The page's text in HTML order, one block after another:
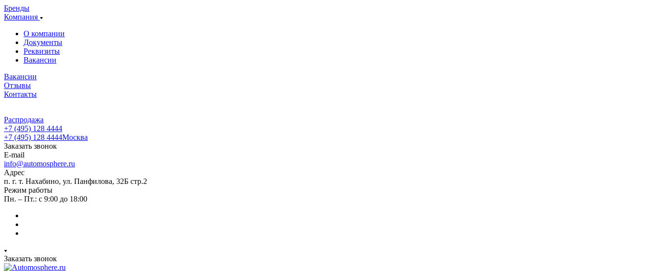
Бренды
Компания
О компании
Документы
Реквизиты
Вакансии
Вакансии
Отзывы
Контакты
Распродажа
+7 (495) 128 4444
+7 (495) 128 4444Москва
Заказать звонок
E-mail
info@automosphere.ru
Адрес
п. г. т. Нахабино, ул. Панфилова, 32Б стр.2
Режим работы
Пн. – Пт.: с 9:00 до 18:00
Заказать звонок